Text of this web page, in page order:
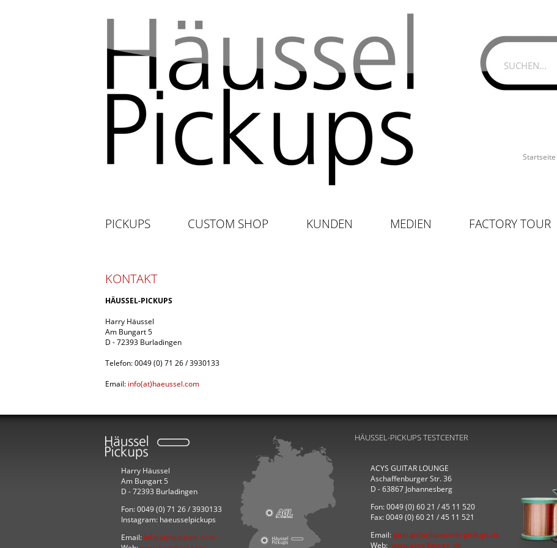
Startseite
PICKUPS CUSTOM SHOP KUNDEN MEDIEN FACTORY TOUR
KONTAKT
HÄUSSEL-PICKUPS
Harry Häussel
Am Bungart 5
D - 72393 Burladingen
Telefon: 0049 (0) 71 26 / 3930133
Email: info(at)haeussel.com
Harry Häussel
Am Bungart 5
D - 72393 Burladingen
Fon: 0049 (0) 71 26 / 3930133
Instagram: haeusselpickups
Email: info(at)haeussel.com
HÄUSSEL-PICKUPS TESTCENTER
ACYS GUITAR LOUNGE
Aschaffenburger Str. 36
D - 63867 Johannesberg
Fon: 0049 (0) 60 21 / 45 11 520
Fax: 0049 (0) 60 21 / 45 11 521
Email: pickups(at)haeussel-pickups.de
Web: www.acys-lounge.de